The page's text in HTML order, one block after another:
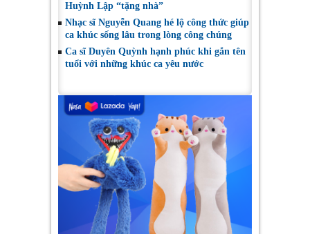
Huỳnh Lập “tặng nhà”
Nhạc sĩ Nguyễn Quang hé lộ công thức giúp
ca khúc sống lâu trong lòng công chúng
Ca sĩ Duyên Quỳnh hạnh phúc khi gắn tên
tuổi với những khúc ca yêu nước